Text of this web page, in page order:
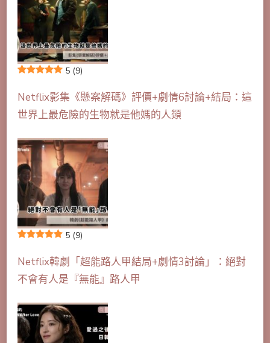
5 (9)
Netflix影集《懸案解碼》評價+劇情6討論+結局：這
世界上最危險的生物就是他媽的人類
5 (9)
Netflix韓劇「超能路人甲結局+劇情3討論」：絕對
不會有人是『無能』路人甲